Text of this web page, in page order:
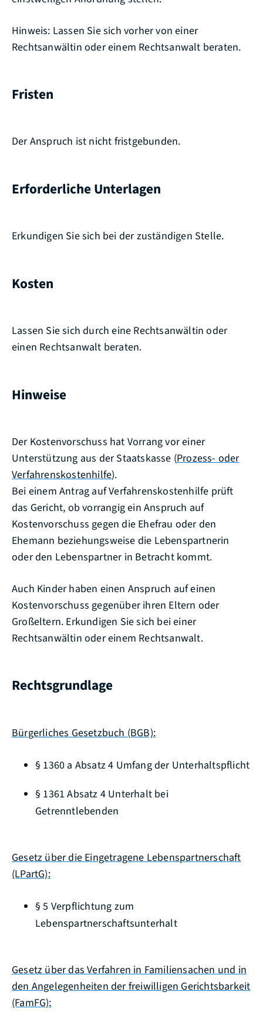
Hinweis: Lassen Sie sich vorher von einer
Rechtsanwältin oder einem Rechtsanwalt beraten.
Fristen
Der Anspruch ist nicht fristgebunden.
Erforderliche Unterlagen
Erkundigen Sie sich bei der zuständigen Stelle.
Kosten
Lassen Sie sich durch eine Rechtsanwältin oder
einen Rechtsanwalt beraten.
Hinweise
Der Kostenvorschuss hat Vorrang vor einer
Unterstützung aus der Staatskasse (Prozess- oder
Verfahrenskostenhilfe).
Bei einem Antrag auf Verfahrenskostenhilfe prüft
das Gericht, ob vorrangig ein Anspruch auf
Kostenvorschuss gegen die Ehefrau oder den
Ehemann beziehungsweise die Lebenspartnerin
oder den Lebenspartner in Betracht kommt.
Auch Kinder haben einen Anspruch auf einen
Kostenvorschuss gegenüber ihren Eltern oder
Großeltern. Erkundigen Sie sich bei einer
Rechtsanwältin oder einem Rechtsanwalt.
Rechtsgrundlage
Bürgerliches Gesetzbuch (BGB):
§ 1360 a Absatz 4 Umfang der Unterhaltspflicht
§ 1361 Absatz 4 Unterhalt bei
Getrenntlebenden
Gesetz über die Eingetragene Lebenspartnerschaft
(LPartG):
§ 5 Verpflichtung zum
Lebenspartnerschaftsunterhalt
Gesetz über das Verfahren in Familiensachen und in
den Angelegenheiten der freiwilligen Gerichtsbarkeit
(FamFG):